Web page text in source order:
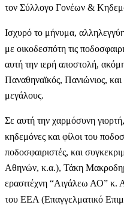
τον Σύλλογο Γονέων &
Ισχυρό το μήνυμα,
με οικοδεσπότη τις
αυτή την ιερή αποστολή,
Παναθηναϊκός, Πανιώνιος,
μεγάλους.
Σε αυτή την χαρμόσυνη
κηδεμόνες και φίλοι του
ποδοσφαιριστές, και
Αθηνών, κ.α.), Τάκη
ερασιτέχνη “Αιγάλεω ΑΟ” κ.
του ΕΕΑ (Επαγγελματικό